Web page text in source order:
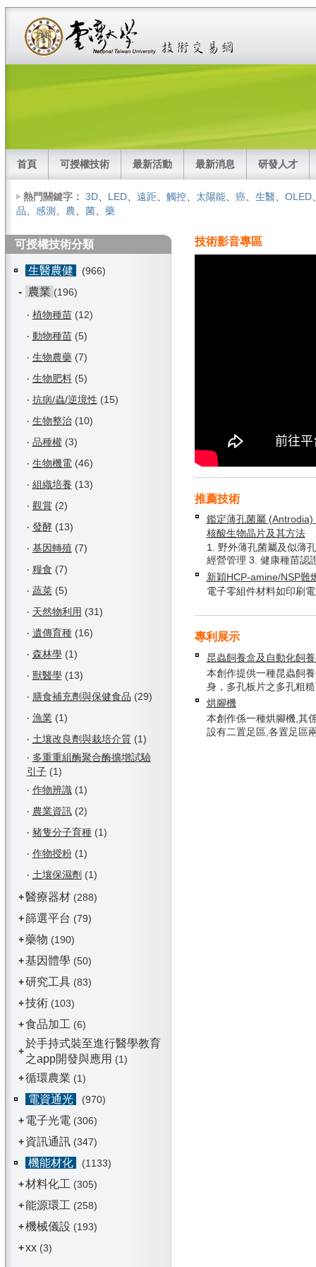
首頁 可授權技術 最新活動 最新消息 研發人才
熱門關鍵字： 3D、 LED、 遠距、 觸控、 太陽能、 癌、 生醫、 OLED
品、 感測 、 農、 菌、 藥
可授權技術分類
生醫農健 (966)
- 農業 (196)
‧ 植物種苗(12)
‧ 動物種苗(5)
‧ 生物農藥(7)
‧ 生物肥料(5)
‧ 抗病/蟲/逆境性 (15)
‧ 生物整治(10)
‧ 品種權(3)
‧ 生物機電(46)
‧ 組織培養 (13)
‧ 觀賞(2)
‧ 發酵(13)
‧ 基因轉殖 (7)
‧ 糧食 (7)
‧ 蔬菜(5)
‧ 天然物利用 (31)
‧ 遺傳育種(16)
‧ 森林學(1)
‧ 獸醫學(13)
‧ 膳食補充劑與保健食品 (29)
‧ 漁業(1)
‧ 土壤改良劑與栽培介質(1)
‧ 多重重組酶聚合酶擴增試驗
引子(1)
‧ 作物辨識(1)
‧ 農業資訊(2)
‧ 豬隻分子育種(1)
‧ 作物授粉(1)
‧ 土壤保濕劑 (1)
+醫療器材 (288)
+篩選平台 (79)
+藥物 (190)
+基因體學 (50)
+研究工具(83)
+技術(103)
+食品加工 (6)
+
於手持式裝至進行醫學教育
之app開發與應用 (1)
+循環農業 (1)
電資通光
(970)
+ 電子光電 (306)
+ 資訊通訊(347)
機能材化
(1133)
+材料化工 (305)
+能源環工 (258)
+機械儀設 (193)
+xx(3)
技術影音專區
推薦技術
鑑定薄孔菌屬
核酸生物晶片及其方法
1. 野外薄孔菌屬及似薄
經營管理 3. 健康種苗認
新穎HCP-amine/NSP難
電子零組件材料如印刷
專利展示
昆蟲飼養盒及自動化飼
本創作提供一種昆蟲飼
身，多孔板片之多孔粗
烘腳機
本創作係一種烘腳機,其
設有二置足區,各置足區